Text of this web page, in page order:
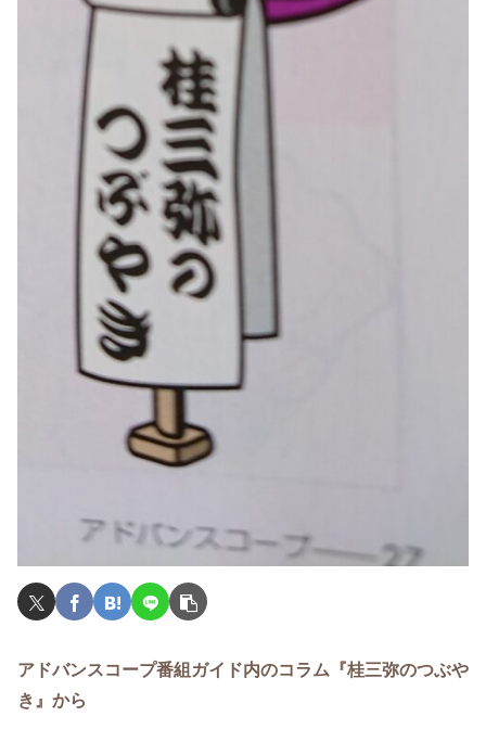
アドバンスコープ番組ガイド内のコラム『桂三弥のつぶや
き』から